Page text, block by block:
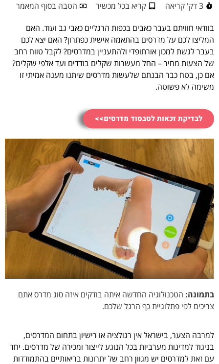
3 דק' קריאה קריא בכל מכשיר הטבה בסוף המאמר
בוודאי חוויתם בעבר כאבים בכפות הרגליים כאבי גב ועוד. האם
המליצו לכם על מדרסים בהתאמה אישית כפתרון? האם יצא לכם
בעבר לגשת למכון אורתופדי ולהתעניין במדרסים? לקבל טווח רחב
של הצעות מחיר – החל מעשרות שקלים בודדים ועד אלפי שקלים?
אם כן, בטח כבר הבנתם שלעשות מדרסים שיתנו מענה אמיתי זו
משימה לא פשוטה.
לבדיקת זכאות לסבסוד מדרסים>>
בתמונה: הטכנולוגיה החדשה איתה בודקים איזה סוג מדרס אתם
צריכים לפי פתלוגיית כף הרגל שלכם.
למרבה הצער, בישראל אין רגולציה או רישיון בתחום המדרסים,
בניגוד למדינות מערביות בכל הנוגע לייצור ומכירה של מדרסים. יחד
עם זאת למדרסים יש מגוון רחב של יתרונות בריאותיים בהתמודדות